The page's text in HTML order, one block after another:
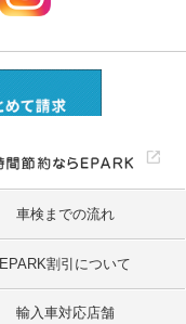
車検までの流れ
EPARK割引について
輸入車対応店舗